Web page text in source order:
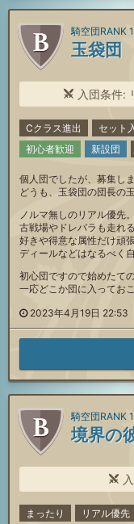
玉袋団
騎空団RANK
入団条件:
Cクラス進出 セット
初心者歓迎
新設団
個人団でしたが、募集し
どうも、玉袋団の団長の
ノルマ無しのリアル優先
古戦場やドレバラも走れ
好きや得意な属性だけ頑
ディールなどはなるべく
初心団ですので始めたて
一応どこか団に入ってお
2023年4月19日 22:53
境界の
騎空団RANK
まったり リアル優先